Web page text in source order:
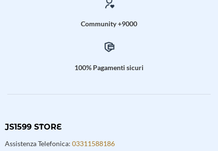
Community +9000
100% Pagamenti sicuri
JS1599 STORE
Assistenza Telefonica: 03311588186